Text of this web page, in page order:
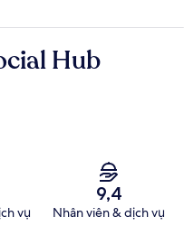
Hub
vụ
9,4
Nhân viên & dịch vụ